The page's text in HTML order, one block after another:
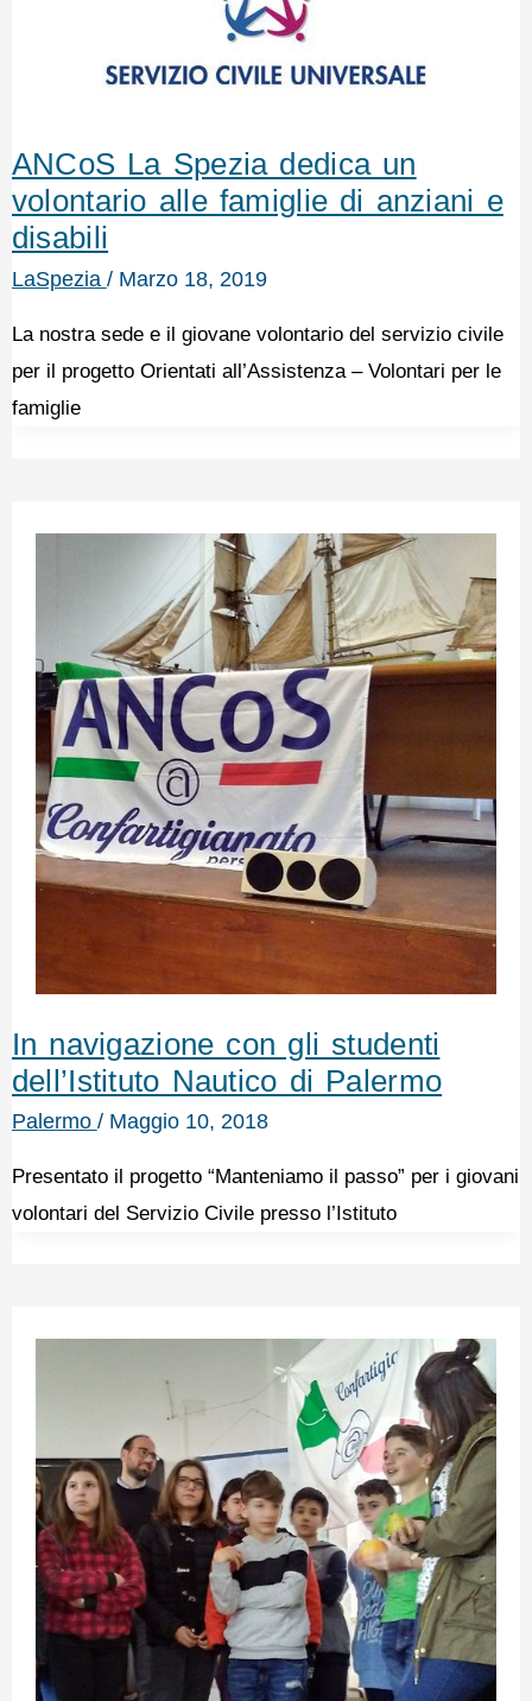
ANCoS La Spezia dedica un
volontario alle famiglie di anziani e
disabili
LaSpezia / Marzo 18, 2019
La nostra sede e il giovane volontario del servizio civile
per il progetto Orientati all’Assistenza – Volontari per le
famiglie
In navigazione con gli studenti
dell’Istituto Nautico di Palermo
Palermo / Maggio 10, 2018
Presentato il progetto “Manteniamo il passo” per i giovani
volontari del Servizio Civile presso l’Istituto